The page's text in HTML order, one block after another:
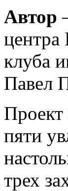
Автор
центра
клуба
Павел
Проект
пяти
трех